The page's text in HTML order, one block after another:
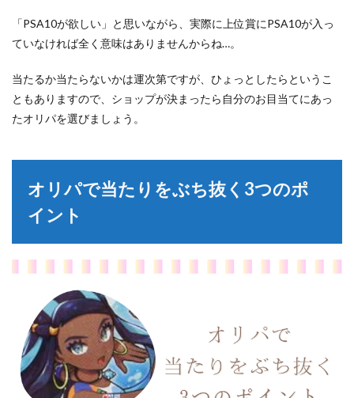
「PSA10が欲しい」と思いながら、実際に上位賞にPSA10が入っ
ていなければ全く意味はありませんからね…。
当たるか当たらないかは運次第ですが、ひょっとしたらというこ
ともありますので、ショップが決まったら自分のお目当てにあっ
たオリパを選びましょう。
オリパで当たりをぶち抜く3つのポ
イント